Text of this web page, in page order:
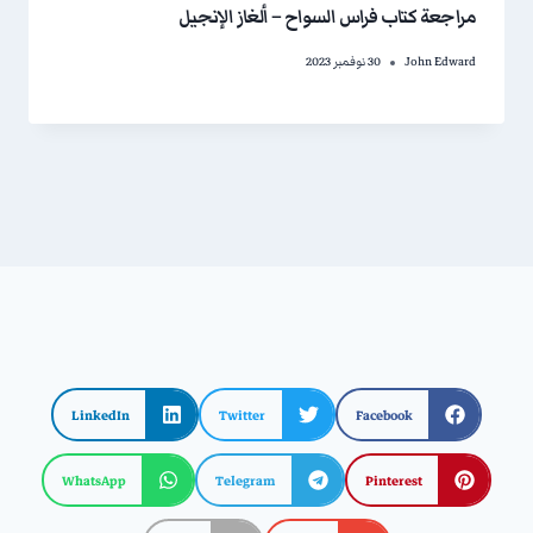
مراجعة كتاب فراس السواح – ألغاز الإنجيل
John Edward 30 نوفمبر 2023
Facebook
Twitter
LinkedIn
Pinterest
Telegram
WhatsApp